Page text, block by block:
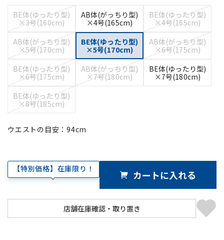
BE体(ゆったり型)
×3号(160cm)
AB体(がっちり型)
×4号(165cm)
BE体(ゆったり型)
×4号(165cm)
AB体(がっちり型)
×5号(170cm)
BE体(ゆったり型)
×5号(170cm)
AB体(がっちり型)
×6号(175cm)
BE体(ゆったり型)
×6号(175cm)
AB体(がっちり型)
×7号(180cm)
BE体(ゆったり型)
×7号(180cm)
BE体(ゆったり型)
×8号(185cm)
ウエストの目安：94cm
【特別価格】在庫限り！ カートに入れる